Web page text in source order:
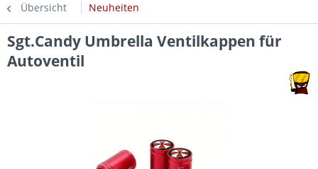
Übersicht Neuheiten
Sgt.Candy Umbrella Ventilkappen für
Autoventil